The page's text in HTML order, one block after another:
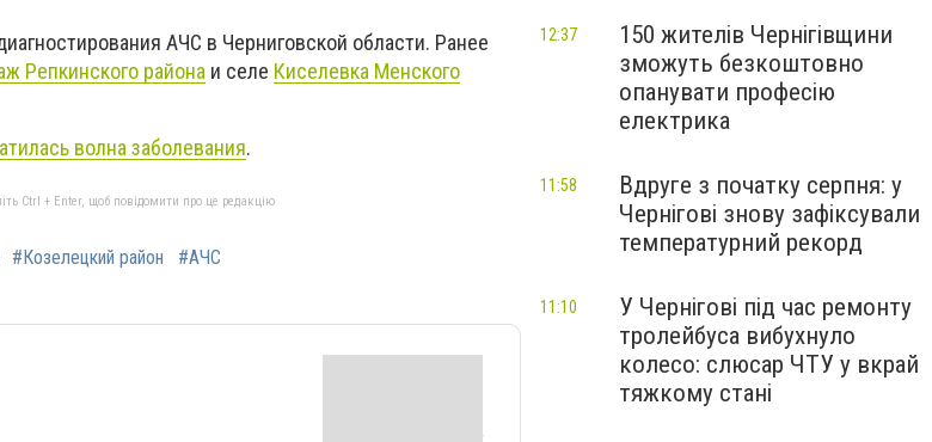
АЧС в Черниговской области. Ранее
Репкинского района и селе Киселевка Менского
волна заболевания.
Ctrl + Enter, щоб повідомити про це редакцію
#Козелецкий район #АЧС
150 жителів Чернігівщини
зможуть безкоштовно
опанувати професію
електрика
12:37
Вдруге з початку серпня: у
Чернігові знову зафіксували
температурний рекорд
11:58
У Чернігові під час ремонту
тролейбуса вибухнуло
колесо: слюсар ЧТУ у вкрай
тяжкому стані
11:10